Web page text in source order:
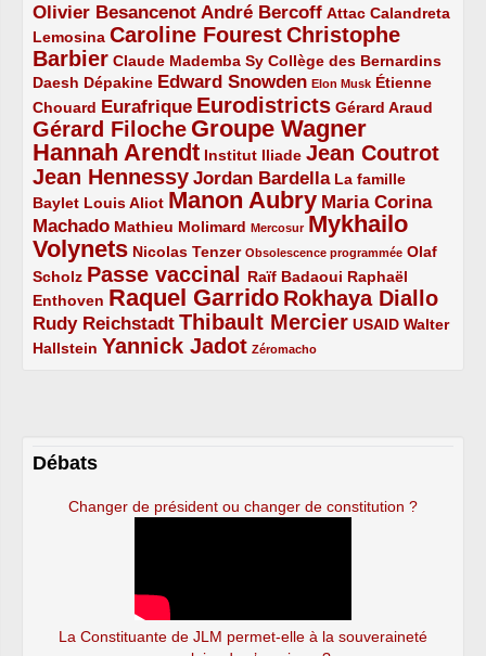
Olivier Besancenot
3/5 André Bercoff
3/5 Attac
2/5
Calandreta
Lemosina
2/5 Caroline Fourest
4/5
Christophe
Barbier
4/5 Claude Mademba Sy
2/5 Collège des Bernardins
2/5
Daesh
2/5 Dépakine
2/5 Edward Snowden
3/5 Elon Musk
1/5
Étienne
Chouard
2/5 Eurafrique
3/5 Eurodistricts
4/5 Gérard Araud
2/5
Gérard Filoche
4/5 Groupe Wagner
5/5
Hannah Arendt
5/5 Institut Iliade
2/5 Jean Coutrot
4/5
Jean Hennessy
4/5 Jordan Bardella
3/5
La famille
Baylet
2/5 Louis Aliot
2/5 Manon Aubry
5/5
Maria Corina
Machado
3/5 Mathieu Molimard
2/5 Mercosur
1/5
Mykhailo
Volynets
5/5 Nicolas Tenzer
2/5 Obsolescence programmée
1/5
Olaf
Scholz
2/5 Passe vaccinal
4/5 Raïf Badaoui
2/5
Raphaël
Enthoven
2/5 Raquel Garrido
5/5 Rokhaya Diallo
4/5
Rudy Reichstadt
3/5 Thibault Mercier
4/5 USAID
2/5
Walter
Hallstein
2/5 Yannick Jadot
4/5 Zéromacho
1/5
Débats
Changer de président ou changer de constitution ?
La Constituante de JLM permet-elle à la souveraineté